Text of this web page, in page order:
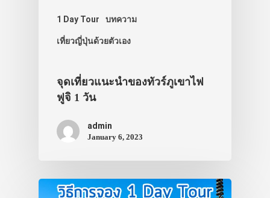
1 Day Tour บทความ
เที่ยวญี่ปุ่นด้วยตัวเอง
จุดเที่ยวแนะนำของทัวร์ภูเขาไฟ
ฟูจิ 1 วัน
admin
January 6, 2023